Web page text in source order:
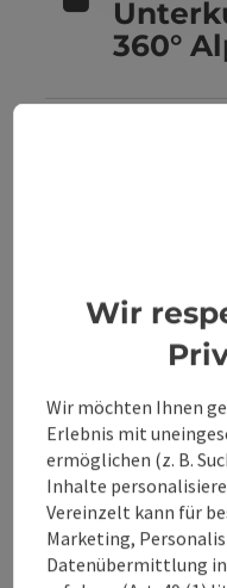
360°
360°
direkt
Wir
Wir möchten Ihnen
Erlebnis mit
ermöglichen (z. B.
Inhalte
Vereinzelt kann für
Marketing,
Datenübermittlung